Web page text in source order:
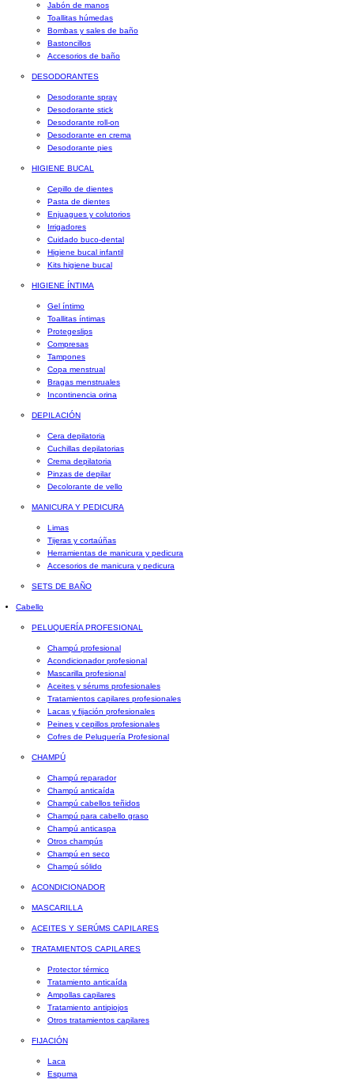
Jabón de manos
Toallitas húmedas
Bombas y sales de baño
Bastoncillos
Accesorios de baño
DESODORANTES
Desodorante spray
Desodorante stick
Desodorante roll-on
Desodorante en crema
Desodorante pies
HIGIENE BUCAL
Cepillo de dientes
Pasta de dientes
Enjuagues y colutorios
Irrigadores
Cuidado buco-dental
Higiene bucal infantil
Kits higiene bucal
HIGIENE ÍNTIMA
Gel íntimo
Toallitas íntimas
Protegeslips
Compresas
Tampones
Copa menstrual
Bragas menstruales
Incontinencia orina
DEPILACIÓN
Cera depilatoria
Cuchillas depilatorias
Crema depilatoria
Pinzas de depilar
Decolorante de vello
MANICURA Y PEDICURA
Limas
Tijeras y cortaúñas
Herramientas de manicura y pedicura
Accesorios de manicura y pedicura
SETS DE BAÑO
Cabello
PELUQUERÍA PROFESIONAL
Champú profesional
Acondicionador profesional
Mascarilla profesional
Aceites y sérums profesionales
Tratamientos capilares profesionales
Lacas y fijación profesionales
Peines y cepillos profesionales
Cofres de Peluquería Profesional
CHAMPÚ
Champú reparador
Champú anticaída
Champú cabellos teñidos
Champú para cabello graso
Champú anticaspa
Otros champús
Champú en seco
Champú sólido
ACONDICIONADOR
MASCARILLA
ACEITES Y SERÚMS CAPILARES
TRATAMIENTOS CAPILARES
Protector térmico
Tratamiento anticaída
Ampollas capilares
Tratamiento antipiojos
Otros tratamientos capilares
FIJACIÓN
Laca
Espuma